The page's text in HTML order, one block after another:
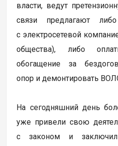
власти, ведут
связи предлагают
с электросетевой
общества), либо
обогащение за
опор и демонтировать
На сегодняшний день
уже привели свою
с законом и